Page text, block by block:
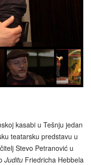
kasabi u Tešnju jedan
teatarsku predstavu u
Stevo Petranović u
Juditu Friedricha Hebbela